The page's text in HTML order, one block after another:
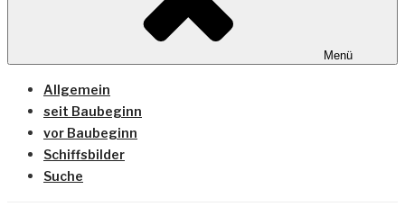
Menü
Allgemein
seit Baubeginn
vor Baubeginn
Schiffsbilder
Suche